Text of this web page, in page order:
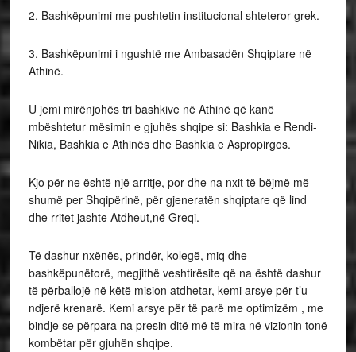
2. Bashkëpunimi me pushtetin institucional shteteror grek.
3. Bashkëpunimi i ngushtë me Ambasadën Shqiptare në
Athinë.
U jemi mirënjohës tri bashkive në Athinë që kanë
mbështetur mësimin e gjuhës shqipe si: Bashkia e Rendi-
Nikia, Bashkia e Athinës dhe Bashkia e Aspropirgos.
Kjo për ne është një arritje, por dhe na nxit të bëjmë më
shumë per Shqipërinë, për gjeneratën shqiptare që lind
dhe rritet jashte Atdheut,në Greqi.
Të dashur nxënës, prindër, kolegë, miq dhe
bashkëpunëtorë, megjithë veshtirësite që na është dashur
të përballojë në këtë mision atdhetar, kemi arsye për t’u
ndjerë krenarë. Kemi arsye për të parë me optimizëm , me
bindje se përpara na presin ditë më të mira në vizionin tonë
kombëtar për gjuhën shqipe.